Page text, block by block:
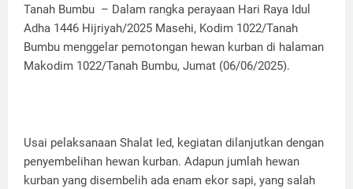
Tanah Bumbu – Dalam rangka perayaan Hari Raya Idul
Adha 1446 Hijriyah/2025 Masehi, Kodim 1022/Tanah
Bumbu menggelar pemotongan hewan kurban di halaman
Makodim 1022/Tanah Bumbu, Jumat (06/06/2025).
Usai pelaksanaan Shalat Ied, kegiatan dilanjutkan dengan
penyembelihan hewan kurban. Adapun jumlah hewan
kurban yang disembelih ada enam ekor sapi, yang salah